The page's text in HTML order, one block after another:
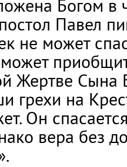
Богом в
Павел
не может
Жертве
грехи на
Он
вера без